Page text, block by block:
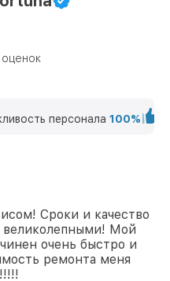
персонала 100%
Сроки и качество
великолепными! Мой
очень быстро и
ремонта меня